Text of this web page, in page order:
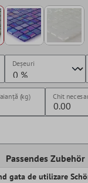
Deșeuri
(kg) Chit
Passendes Zubehör
gata de utilizare